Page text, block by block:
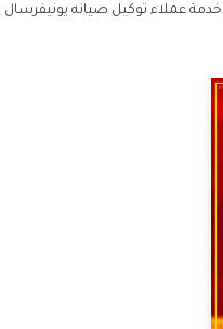
عملاء توكيل صيانه